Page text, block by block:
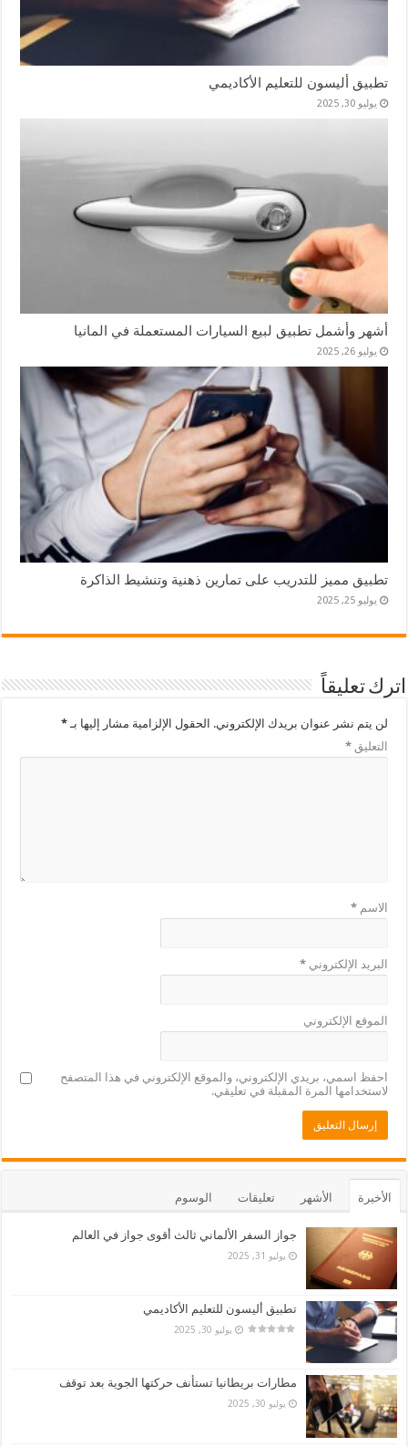
تطبيق أليسون للتعليم الأكاديمي
يوليو 30, 2025
أشهر وأشمل تطبيق لبيع السيارات المستعملة في المانيا
يوليو 26, 2025
تطبيق مميز للتدريب على تمارين ذهنية وتنشيط الذاكرة
يوليو 25, 2025
اترك تعليقاً
لن يتم نشر عنوان بريدك الإلكتروني. الحقول الإلزامية مشار إليها بـ*
التعليق*
الاسم*
البريد الإلكتروني*
الموقع الإلكتروني
احفظ اسمي، بريدي الإلكتروني، والموقع الإلكتروني في هذا المتصفح
لاستخدامها المرة المقبلة في تعليقي.
الأخيرة الأشهر تعليقات الوسوم
جواز السفر الألماني ثالث أقوى جواز في العالم
يوليو 31, 2025
تطبيق أليسون للتعليم الأكاديمي
يوليو 30, 2025
مطارات بريطانيا تستأنف حركتها الجوية بعد توقف
يوليو 30, 2025